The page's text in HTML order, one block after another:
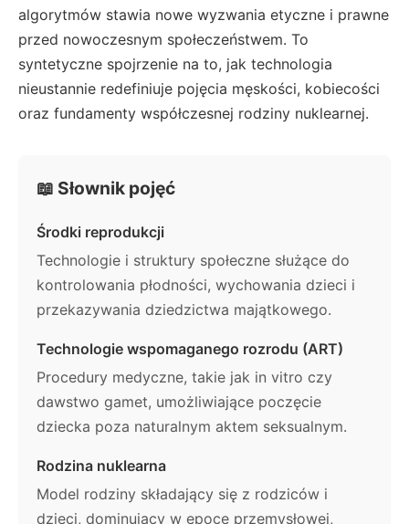
algorytmów stawia nowe wyzwania etyczne i prawne
przed nowoczesnym społeczeństwem. To
syntetyczne spojrzenie na to, jak technologia
nieustannie redefiniuje pojęcia męskości, kobiecości
oraz fundamenty współczesnej rodziny nuklearnej.
📖 Słownik pojęć
Środki reprodukcji
Technologie i struktury społeczne służące do
kontrolowania płodności, wychowania dzieci i
przekazywania dziedzictwa majątkowego.
Technologie wspomaganego rozrodu (ART)
Procedury medyczne, takie jak in vitro czy
dawstwo gamet, umożliwiające poczęcie
dziecka poza naturalnym aktem seksualnym.
Rodzina nuklearna
Model rodziny składający się z rodziców i
dzieci, dominujący w epoce przemysłowej,